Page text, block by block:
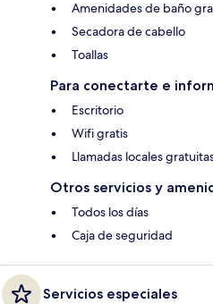
Amenidades de baño
Secadora de cabello
Toallas
Para conectarte e
Escritorio
Wifi gratis
Llamadas locales
Otros servicios y
Todos los días
Caja de seguridad
Servicios especiales